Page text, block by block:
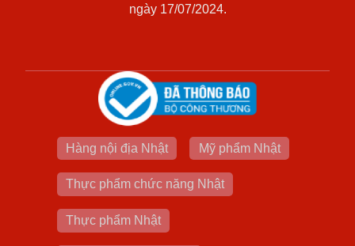
ngày 17/07/2024.
Hàng nội địa Nhật Mỹ phẩm Nhật
Thực phẩm chức năng Nhật
Thực phẩm Nhật